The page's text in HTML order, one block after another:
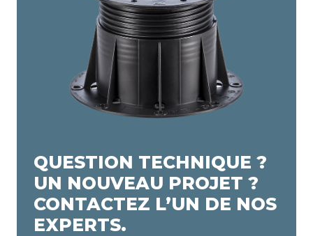
QUESTION TECHNIQUE ?
UN NOUVEAU PROJET ?
CONTACTEZ L’UN DE NOS
EXPERTS.